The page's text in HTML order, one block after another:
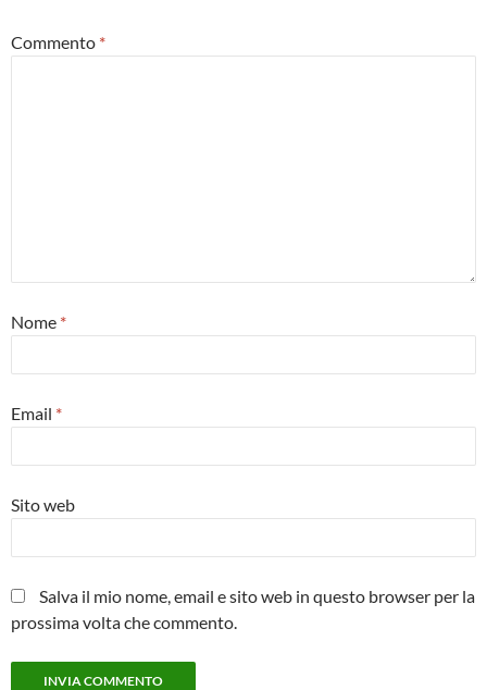
Commento *
Nome *
Email *
Sito web
Salva il mio nome, email e sito web in questo browser per la
prossima volta che commento.